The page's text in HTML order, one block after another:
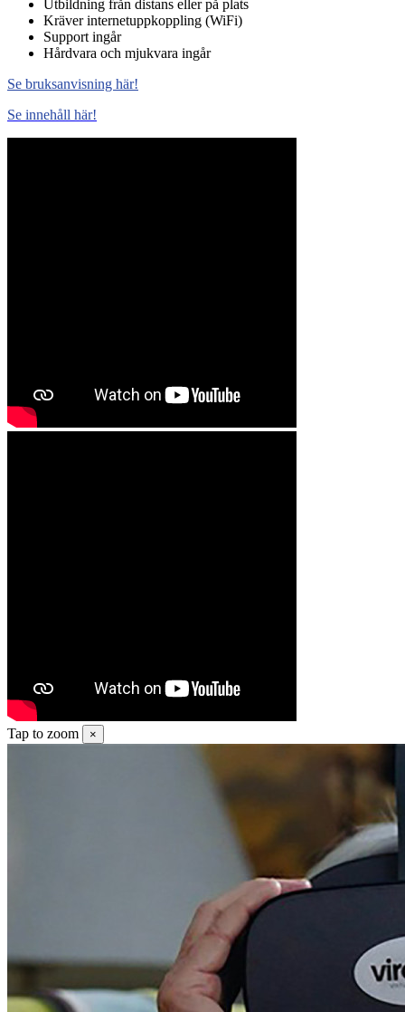
Utbildning från distans eller på plats
Kräver internetuppkoppling (WiFi)
Support ingår
Hårdvara och mjukvara ingår
Se bruksanvisning här!
Se innehåll här!
Tap to zoom ×